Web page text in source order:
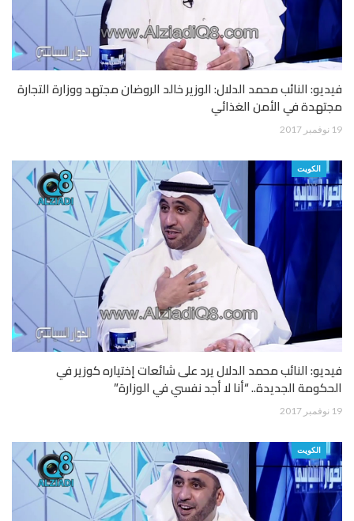
فيديو: النائب محمد الدلال: الوزير خالد الروضان مجتهد ووزارة التجارة
مجتهدة في الأمن الغذائي
19 نوفمبر 2017
الكويت
فيديو: النائب محمد الدلال يرد على شائعات إختياره كوزير في
الحكومة الجديدة.. “أنا لا أجد نفسي في الوزارة”
19 نوفمبر 2017
الكويت